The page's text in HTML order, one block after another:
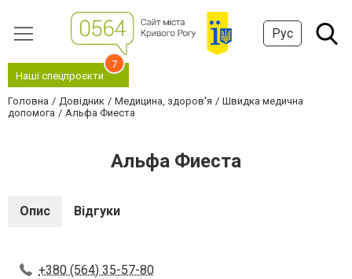
Рус
Наші спецпроєкти
7
Головна Довідник Медицина, здоров'я
Швидка медична
допомога
Альфа Фиеста
Альфа Фиеста
Опис Відгуки
+380 (564) 35-57-80